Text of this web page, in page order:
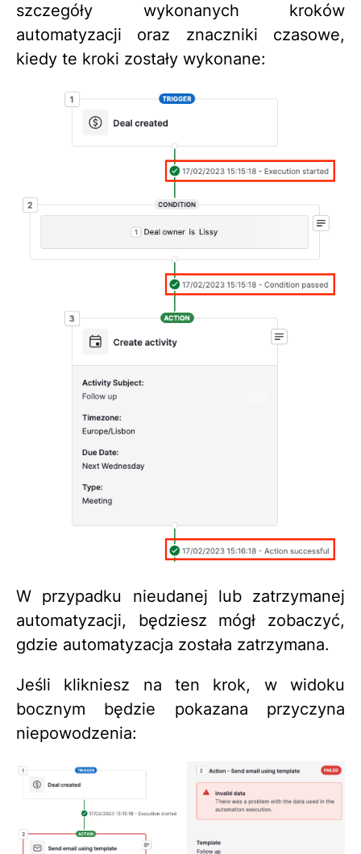
szczegóły wykonanych kroków
automatyzacji oraz znaczniki czasowe,
kiedy te kroki zostały wykonane:
W przypadku nieudanej lub zatrzymanej
automatyzacji, będziesz mógł zobaczyć,
gdzie automatyzacja została zatrzymana.
Jeśli klikniesz na ten krok, w widoku
bocznym będzie pokazana przyczyna
niepowodzenia: